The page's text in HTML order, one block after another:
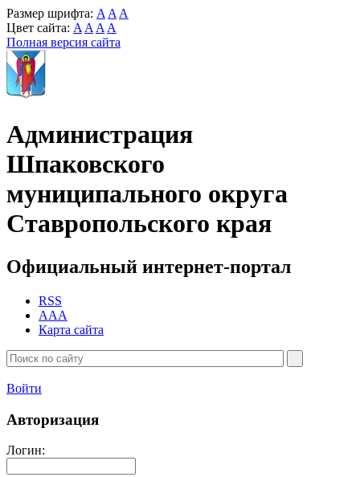
Размер шрифта: A A A
Цвет сайта: A A A A
Полная версия сайта
Администрация
Шпаковского
муниципального округа
Ставропольского края
Официальный интернет-портал
RSS
AAA
Карта сайта
Войти
Авторизация
Логин: